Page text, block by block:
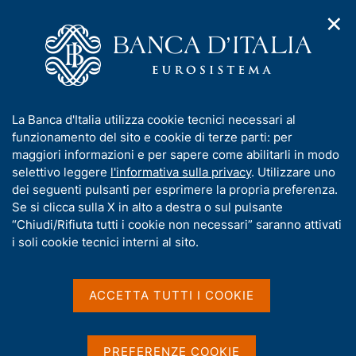
n
u
d
i
n
a
v
i
g
a
o
m
g
e
e
l
s
t
Media
del 2016
Nota di approfondimento
sui risultati dello stress
test europeo del 2016
Condividi
m
✕
I
n
f
o
r
m
a
t
La Banca d'Italia utilizza cookie tecnici necessari al
funzionamento del sito e cookie di terze parti: per
maggiori informazioni e per sapere come abilitarli in modo
selettivo leggere l'informativa sulla privacy. Utilizzare uno
dei seguenti pulsanti per esprimere la propria preferenza.
Se si clicca sulla X in alto a destra o sul pulsante
“Chiudi/Rifiuta tutti i cookie non necessari” saranno attivati
i soli cookie tecnici interni al sito.
ACCETTA TUTTI I COOKIE
PREFERENZE COOKIE